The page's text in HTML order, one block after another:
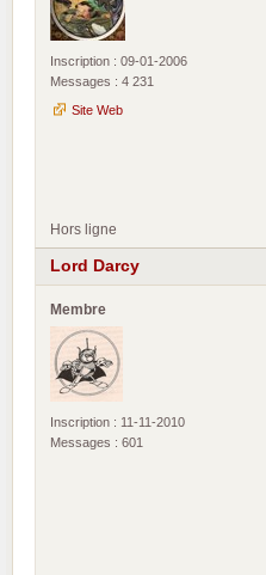
Inscription : 09-01-2006
Messages : 4 231
Site Web
Hors ligne
Lord Darcy
Membre
Inscription : 11-11-2010
Messages : 601